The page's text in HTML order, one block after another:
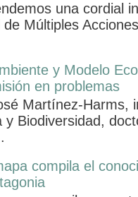
una cordial
de Múltiples
y Modelo
en problemas
Martínez-Harms,
y Biodiversidad,
compila el